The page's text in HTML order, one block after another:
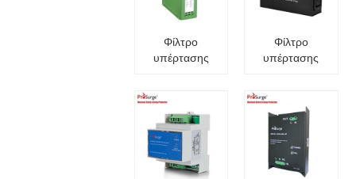
Φίλτρο
υπέρτασης
Φίλτρο
υπέρτασης